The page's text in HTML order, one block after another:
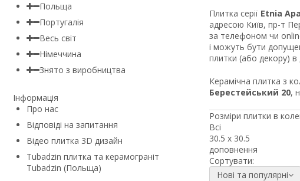
Плитка серії Etnia
адресою Київ, пр-т
за телефоном чи
і можуть бути
плитки (або декору) в
Керамічна плитка з
Берестейський 20,
Розміри плитки в
Всі
30.5 x 30.5
доповнення
Сортувати:
Нові та популярні
Польща
Португалія
Весь світ
Німеччина
Знято з виробництва
Інформація
Про нас
Відповіді на запитання
Відео плитка 3D дизайн
Tubadzin плитка та керамограніт
Tubadzin (Польща)